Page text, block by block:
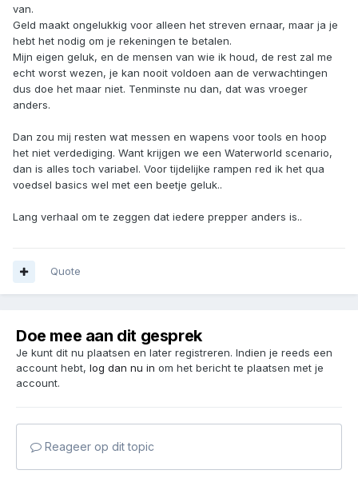
van.
Geld maakt ongelukkig voor alleen het streven ernaar, maar ja je
hebt het nodig om je rekeningen te betalen.
Mijn eigen geluk, en de mensen van wie ik houd, de rest zal me
echt worst wezen, je kan nooit voldoen aan de verwachtingen
dus doe het maar niet. Tenminste nu dan, dat was vroeger
anders.
Dan zou mij resten wat messen en wapens voor tools en hoop
het niet verdediging. Want krijgen we een Waterworld scenario,
dan is alles toch variabel. Voor tijdelijke rampen red ik het qua
voedsel basics wel met een beetje geluk..
Lang verhaal om te zeggen dat iedere prepper anders is..
Quote
Doe mee aan dit gesprek
Je kunt dit nu plaatsen en later registreren. Indien je reeds een
account hebt, log dan nu in om het bericht te plaatsen met je
account.
Reageer op dit topic